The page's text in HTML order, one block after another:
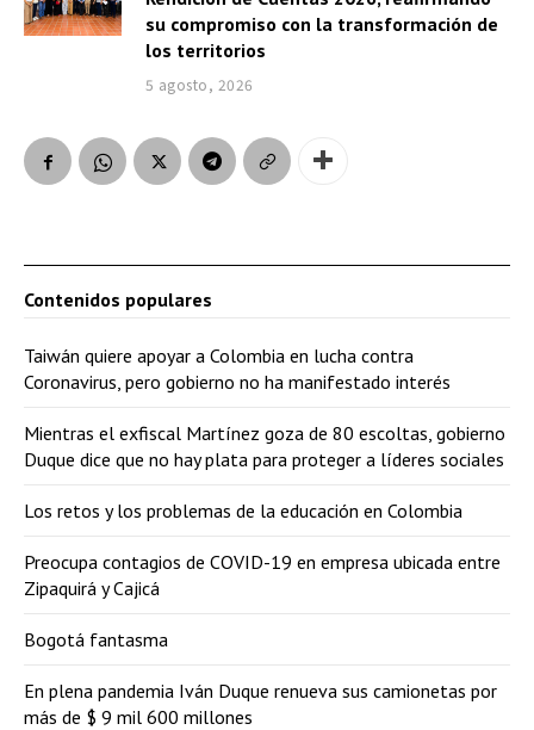
su compromiso con la transformación de
los territorios
5 agosto, 2026
Contenidos populares
Taiwán quiere apoyar a Colombia en lucha contra
Coronavirus, pero gobierno no ha manifestado interés
Mientras el exfiscal Martínez goza de 80 escoltas, gobierno
Duque dice que no hay plata para proteger a líderes sociales
Los retos y los problemas de la educación en Colombia
Preocupa contagios de COVID-19 en empresa ubicada entre
Zipaquirá y Cajicá
Bogotá fantasma
En plena pandemia Iván Duque renueva sus camionetas por
más de $ 9 mil 600 millones